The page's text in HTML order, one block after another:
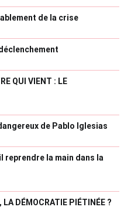
de la crise
QUI VIENT : LE
de Pablo Iglesias
reprendre la main dans la
LA DÉMOCRATIE PIÉTINÉE ?